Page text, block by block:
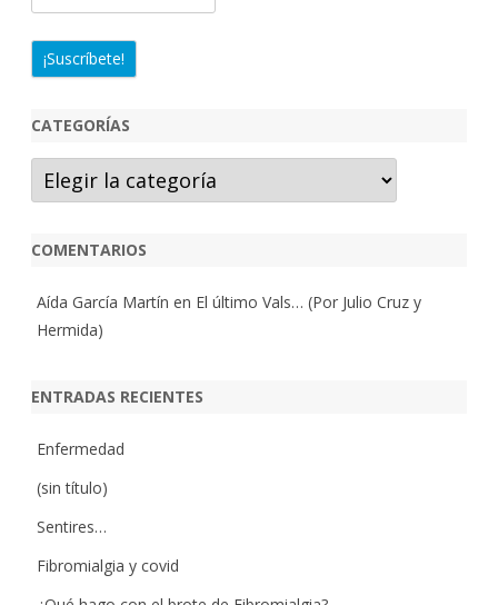
CATEGORÍAS
Categorías
COMENTARIOS
Aída García Martín en El último Vals… (Por Julio Cruz y
Hermida)
ENTRADAS RECIENTES
Enfermedad
(sin título)
Sentires…
Fibromialgia y covid